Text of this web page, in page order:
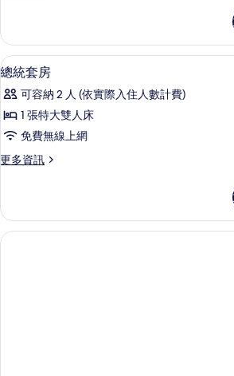
相
片
(Duplex)
的
詳
顯
示
總
統
套
房
所
有
總統套房 |
4
總統套房
可容納 2 人 (依實際入住人數計費)
1 張特大雙人床
免費無線上網
更多資訊
更
套
房
的